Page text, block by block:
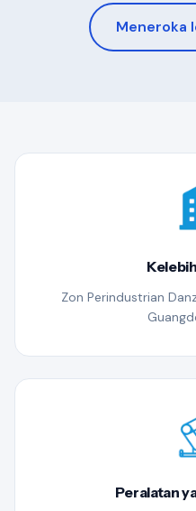
Meneroka
Zon Perindustrian
Peralatan